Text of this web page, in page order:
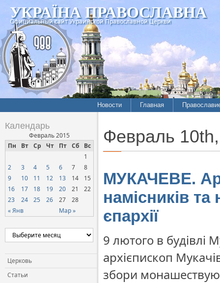
УКРАЇНА ПРАВОСЛАВНА
Официальный сайт Украинской Православной Церкви
Новости Главная
Календарь
Февраль 2015
Пн
Вт Ср Чт Пт Сб Вс
« Янв Мар »
1
2
3 4 5 6 7
8
9
10 11 12 13 14
15
16
17 18 19 20 21
22
23
24 25 26 27 28
Церковь
Статьи
Февраль
МУКАЧЕВЕ.
намісників
єпархії
9 лютого в будівлі
архієпископ
збори